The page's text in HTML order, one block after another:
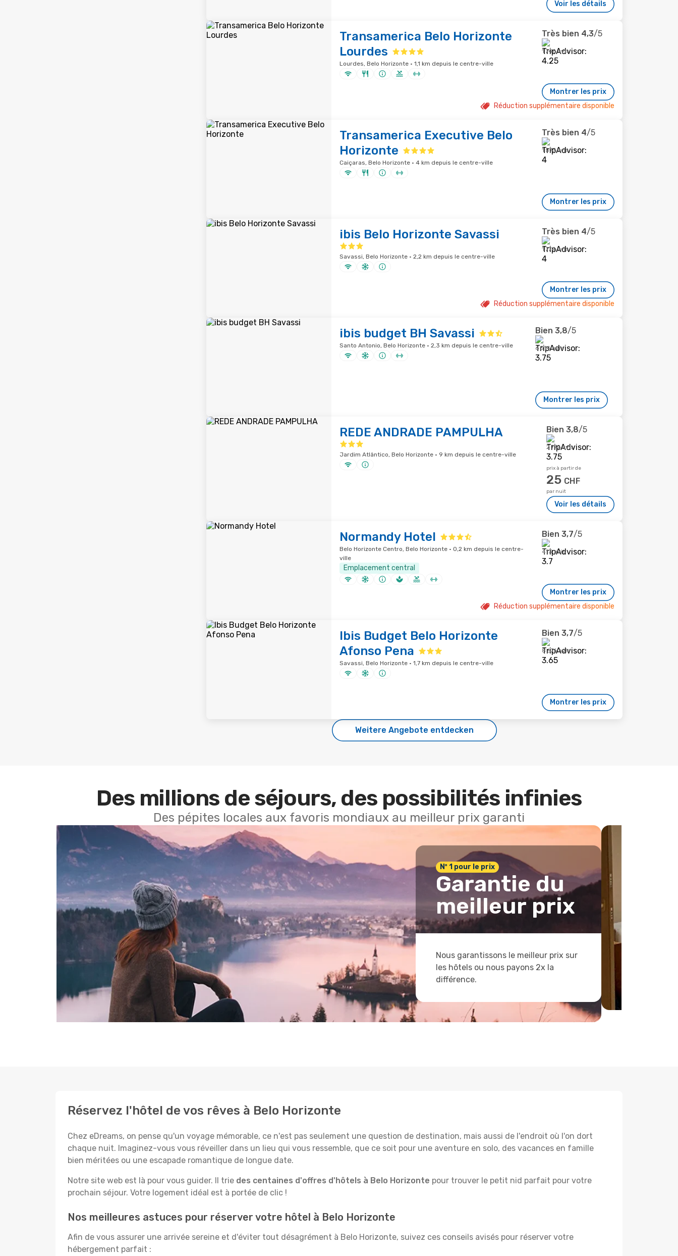
Voir les détails
Transamerica Belo Horizonte
Lourdes
Lourdes, Belo Horizonte · 1,1 km depuis le centre-ville
Très bien 4,3/5
1 746 avis
Montrer les prix
Réduction supplémentaire disponible
Transamerica Executive Belo
Horizonte
Caiçaras, Belo Horizonte · 4 km depuis le centre-ville
Très bien 4/5
1 577 avis
Montrer les prix
ibis Belo Horizonte Savassi
Savassi, Belo Horizonte · 2,2 km depuis le centre-ville
Très bien 4/5
1 774 avis
Montrer les prix
Réduction supplémentaire disponible
ibis budget BH Savassi
Santo Antonio, Belo Horizonte · 2,3 km depuis le centre-ville
Bien 3,8/5
6 514 avis
Montrer les prix
REDE ANDRADE PAMPULHA
Jardim Atlântico, Belo Horizonte · 9 km depuis le centre-ville
Bien 3,8/5
2 772 avis
prix à partir de
25 CHF
par nuit
Voir les détails
Normandy Hotel
Belo Horizonte Centro, Belo Horizonte · 0,2 km depuis le centre-
ville
Emplacement central
Bien 3,7/5
413 avis
Montrer les prix
Réduction supplémentaire disponible
Ibis Budget Belo Horizonte
Afonso Pena
Savassi, Belo Horizonte · 1,7 km depuis le centre-ville
Bien 3,7/5
8 676 avis
Montrer les prix
Weitere Angebote entdecken
Des millions de séjours, des possibilités infinies
Des pépites locales aux favoris mondiaux au meilleur prix garanti
Nº 1 pour le prix
Garantie du
meilleur prix
Nous garantissons le meilleur prix sur
les hôtels ou nous payons 2x la
différence.
Réservez l'hôtel de vos rêves à Belo Horizonte
Chez eDreams, on pense qu'un voyage mémorable, ce n'est pas seulement une question de destination, mais aussi de l'endroit où l'on dort
chaque nuit. Imaginez-vous vous réveiller dans un lieu qui vous ressemble, que ce soit pour une aventure en solo, des vacances en famille
bien méritées ou une escapade romantique de longue date.
Notre site web est là pour vous guider. Il trie des centaines d'offres d'hôtels à Belo Horizonte pour trouver le petit nid parfait pour votre
prochain séjour. Votre logement idéal est à portée de clic !
Nos meilleures astuces pour réserver votre hôtel à Belo Horizonte
Afin de vous assurer une arrivée sereine et d'éviter tout désagrément à Belo Horizonte, suivez ces conseils avisés pour réserver votre
hébergement parfait :